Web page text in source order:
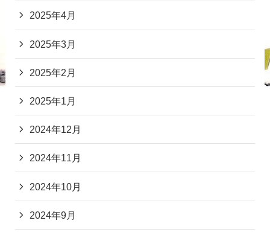
2025年4月
2025年3月
2025年2月
2025年1月
2024年12月
2024年11月
2024年10月
2024年9月